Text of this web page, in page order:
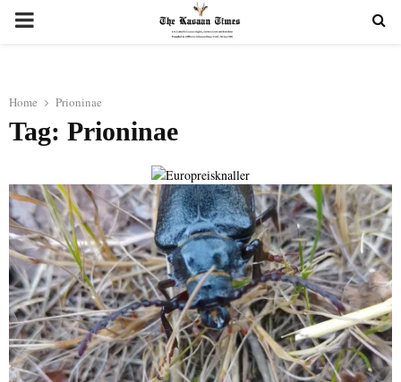
PRIMARY
Home Prioninae
Tag: Prioninae